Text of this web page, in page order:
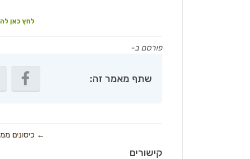
לחץ כאן
פורסם ב-
שתף מאמר זה:
← כיסונים ממולאים ב- 3 מרכיבים –
קישורים